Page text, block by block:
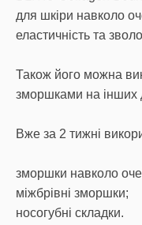
для шкіри навколо
еластичність та
Також його можна
зморшками на інших
Вже за 2 тижні
зморшки навколо
міжбрівні зморшки;
носогубні складки.